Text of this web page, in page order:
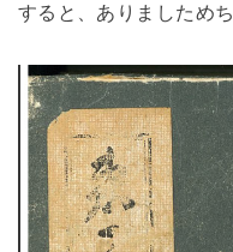
すると、ありましため